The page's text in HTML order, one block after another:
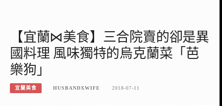
【宜蘭⋈美食】三合院賣的卻是異
國料理 風味獨特的烏克蘭菜「芭
樂狗」
宜蘭美食 HUSBANDXWIFE 2018-07-11